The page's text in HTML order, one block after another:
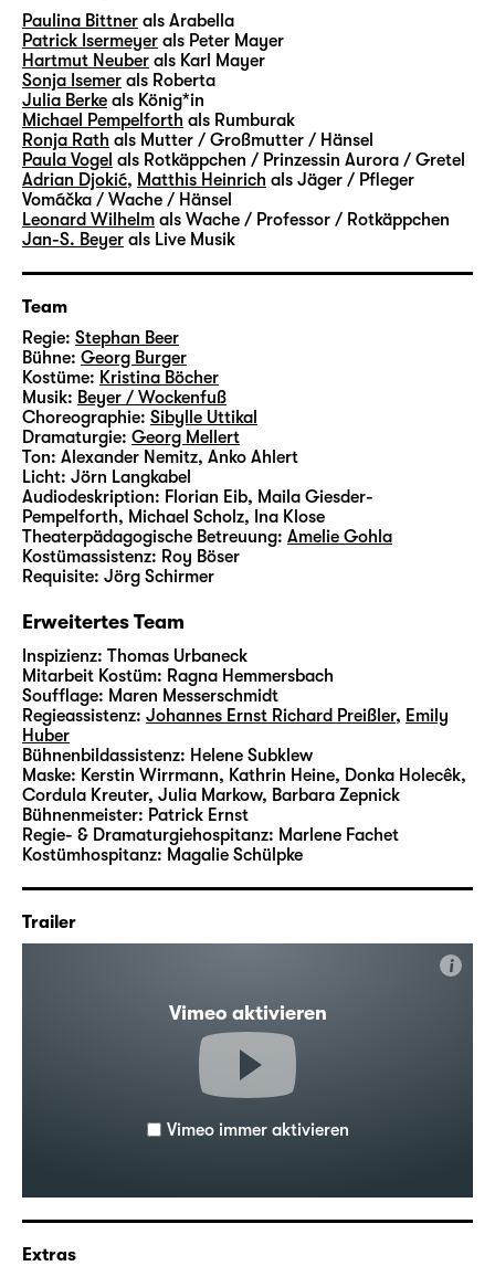
legendären Märchenfilms „Drei Haselnüsse
für Aschenbrödel“, gemeinsam mit dem
Drehbuchautor Miloš Macourek die
Fernsehserie „Arabella“. Sowohl im ost- als
auch im westdeutschen Fernsehen lief die
Serie, im Westen unter dem Titel „Die
Märchenbraut“, mit großem Erfolg und
begeistert seither immer wieder von Neuem.
Stephan Beer und Georg Burger haben am
Familienstücke auf die Bühne gebracht. Mit
„Arabella“ entdecken sie eine Geschichte
neu, die von der Zusammengehörigkeit
scheinbar getrennter Welten und von der
Kraft des Erzählens handelt.
VLOGS von Karl und Peter Meyer
Paulina Bittner als Arabella
Patrick Isermeyer als Peter Mayer
Hartmut Neuber als Karl Mayer
Sonja Isemer als Roberta
Julia Berke als König*in
Michael Pempelforth als Rumburak
Ronja Rath als Mutter / Großmutter / Hänsel
Paula Vogel als Rotkäppchen / Prinzessin Aurora / Gretel
Adrian Djokić, Matthis Heinrich als Jäger / Pfleger
Vomáčka / Wache / Hänsel
Leonard Wilhelm als Wache / Professor / Rotkäppchen
Jan-S. Beyer als Live Musik
Team
Regie: Stephan Beer
Bühne: Georg Burger
Kostüme: Kristina Böcher
Musik: Beyer / Wockenfuß
Choreographie: Sibylle Uttikal
Dramaturgie: Georg Mellert
Ton: Alexander Nemitz, Anko Ahlert
Licht: Jörn Langkabel
Audiodeskription: Florian Eib, Maila Giesder-
Pempelforth, Michael Scholz, Ina Klose
Theaterpädagogische Betreuung: Amelie Gohla
Kostümassistenz: Roy Böser
Requisite: Jörg Schirmer
Erweitertes Team
Inspizienz: Thomas Urbaneck
Mitarbeit Kostüm: Ragna Hemmersbach
Soufflage: Maren Messerschmidt
Regieassistenz: Johannes Ernst Richard Preißler, Emily
Huber
Bühnenbildassistenz: Helene Subklew
Maske: Kerstin Wirrmann, Kathrin Heine, Donka Holecêk,
Cordula Kreuter, Julia Markow, Barbara Zepnick
Bühnenmeister: Patrick Ernst
Regie- & Dramaturgiehospitanz: Marlene Fachet
Kostümhospitanz: Magalie Schülpke
Trailer
Vimeo aktivieren
i
Vimeo immer aktivieren
Extras